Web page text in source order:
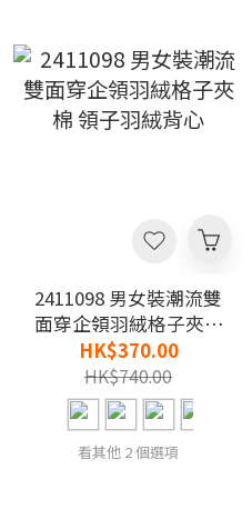
2411098 男女裝潮流雙
面穿企領羽絨格子夾棉
領子羽絨背心
HK$370.00
HK$740.00
看其他 2 個選項